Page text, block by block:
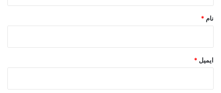
نام *
ایمیل *